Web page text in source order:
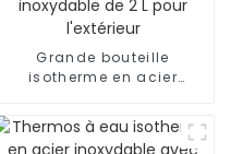
Grande bouteille
isotherme en acier
l'extérieur